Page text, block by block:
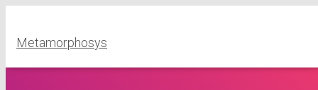
Metamorphosys